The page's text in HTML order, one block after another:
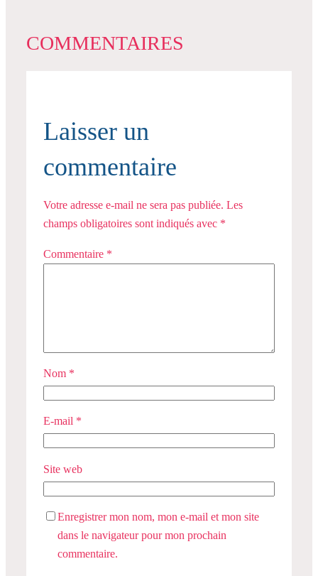
COMMENTAIRES
Laisser un
commentaire
Votre adresse e-mail ne sera pas publiée. Les
champs obligatoires sont indiqués avec *
Commentaire *
Nom *
E-mail *
Site web
Enregistrer mon nom, mon e-mail et mon site
dans le navigateur pour mon prochain
commentaire.